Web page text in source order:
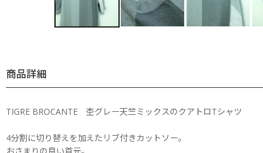
商品詳細
TIGRE BROCANTE 杢グレー天竺ミックスのクアトロTシャツ
4分割に切り替えを加えたリブ付きカットソー。